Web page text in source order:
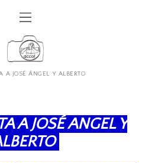
A JOSÉ ÁNGEL Y ALBERTO
A JOSÉ ANGEL Y